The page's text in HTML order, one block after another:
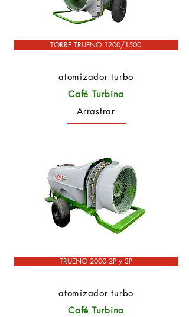
TORRE TRUENO 1200/1500
atomizador turbo
Café Turbina
Arrastrar
TRUENO 2000 2P y 3P
atomizador turbo
Café Turbina